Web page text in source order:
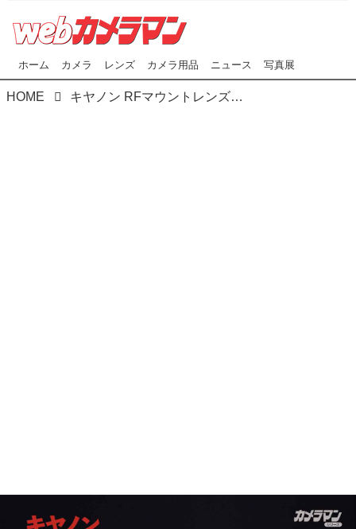
ホーム カメラ レンズ カメラ用品 ニュース 写真展
HOME キヤノン RFマウントレンズ まとめ記事